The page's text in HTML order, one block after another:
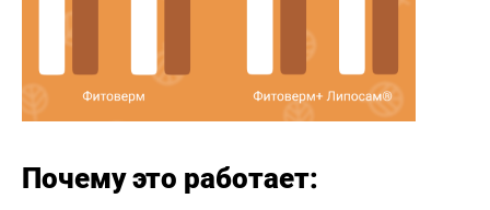
Почему это работает: